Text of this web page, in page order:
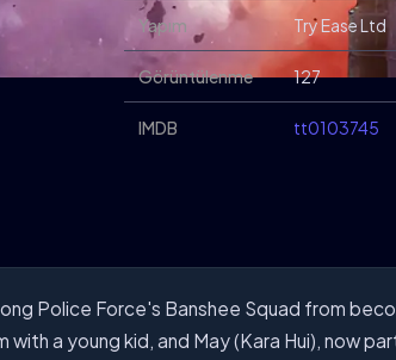
Yapım Try Ease Ltd
Görüntülenme 127
IMDB tt0103745
Police Force's Banshee Squad from
with a young kid, and May (Kara Hui), now